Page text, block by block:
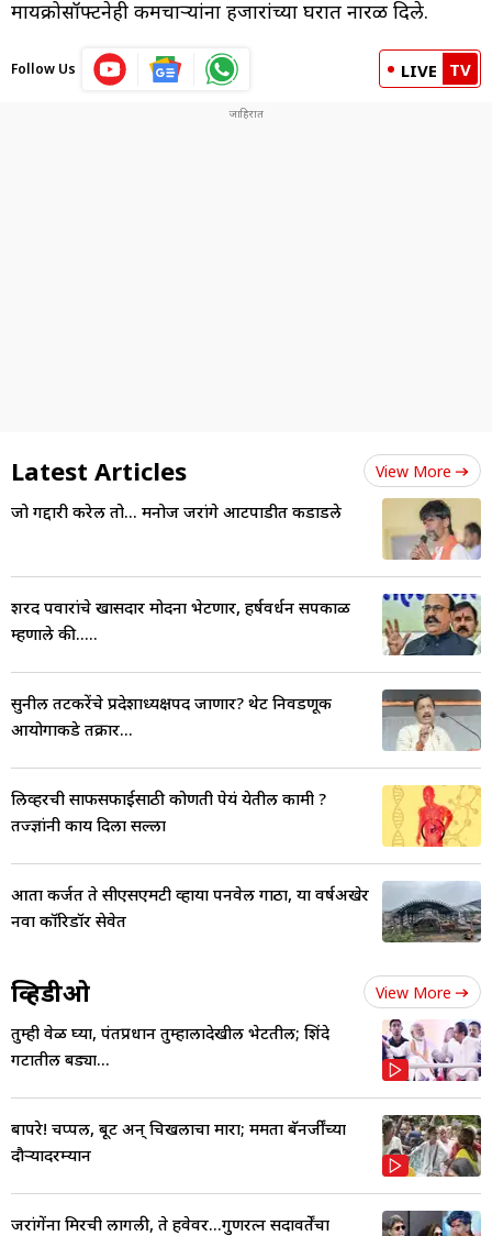
मायक्रोसॉफ्टनेही कर्मचाऱ्यांना हजारांच्या घरात नारळ दिले.
Follow Us LIVE TV
Latest Articles View More
जो गद्दारी करेल तो... मनोज जरांगे आटपाडीत कडाडले
शरद पवारांचे खासदार मोदींना भेटणार, हर्षवर्धन सपकाळ
म्हणाले की.....
सुनील तटकरेंचे प्रदेशाध्यक्षपद जाणार? थेट निवडणूक
आयोगाकडे तक्रार...
लिव्हरची साफसफाईसाठी कोणती पेयं येतील कामी ?
तज्ज्ञांनी काय दिला सल्ला
आता कर्जत ते सीएसएमटी व्हाया पनवेल गाठा, या वर्षअखेर
नवा कॉरिडॉर सेवेत
व्हिडीओ View More
तुम्ही वेळ घ्या, पंतप्रधान तुम्हालादेखील भेटतील; शिंदे
गटातील बड्या...
बापरे! चप्पल, बूट अन् चिखलाचा मारा; ममता बॅनर्जींच्या
दौऱ्यादरम्यान
जरांगेंना मिरची लागली, ते हवेवर...गुणरत्न सदावर्तेंचा